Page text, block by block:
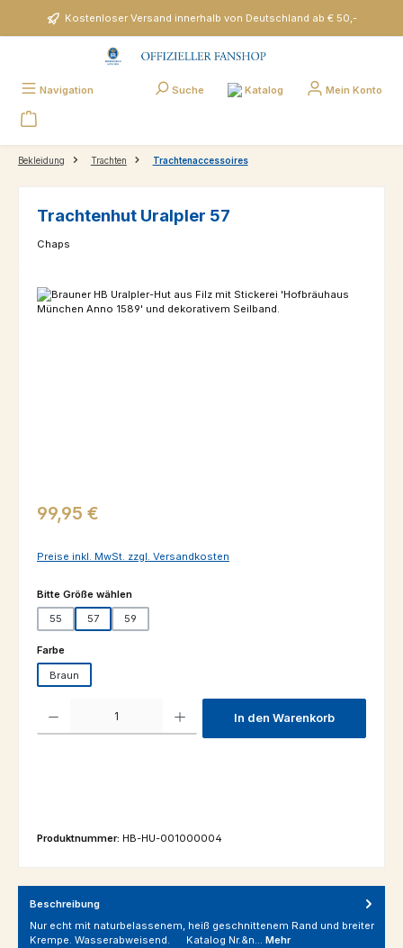
Zum Hauptinhalt springenKostenloser Versand innerhalb von Deutschland ab € 50,-
Navigation Suche Katalog Mein Konto
Bekleidung Trachten Trachtenaccessoires
Trachtenhut Uralpler 57
Chaps
Bildergalerie überspringen
Regulärer Preis:
99,95 €
Preise inkl. MwSt. zzgl. Versandkosten
Bitte Größe wählenauswählen
55 57 59
Farbeauswählen
Braun
In den Warenkorb
Produktnummer: HB-HU-001000004
Beschreibung
Nur echt mit naturbelassenem, heiß geschnittenem Rand und breiter
Krempe. Wasserabweisend. Katalog Nr.&n… Mehr